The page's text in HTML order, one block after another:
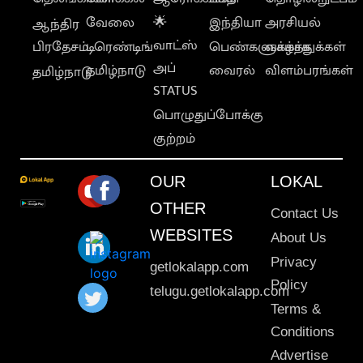
ஆந்திர
பிரதேசம்
தமிழ்நாடு
வேலை
டிரெண்டிங்
தமிழ்நாடு
🌟
வாட்ஸ்
அப்
STATUS
பொழுதுப்போக்கு
குற்றம்
இந்தியா
பெண்களுக்காக
வைரல்
அரசியல்
வாழ்த்துக்கள்
விளம்பரங்கள்
OUR
OTHER
WEBSITES
getlokalapp.com
telugu.getlokalapp.com
LOKAL
Contact Us
About Us
Privacy
Policy
Terms &
Conditions
Advertise